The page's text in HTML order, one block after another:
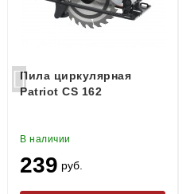
Пила циркулярная
Patriot CS 162
В наличии
239 руб.